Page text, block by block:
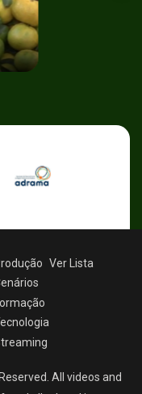
Ver Lista
All videos and